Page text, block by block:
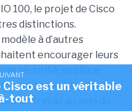
est un véritable
tout
100, le projet de Cisco
distinctions.
à d’autres
encourager leurs
sécurité, explique
du groupe chargée des
de travail au sein du